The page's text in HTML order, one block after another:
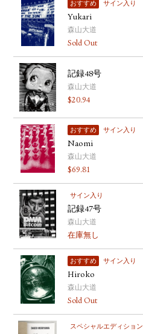
おすすめ サイン入り
Yukari
森山大道
Sold Out
記録48号
森山大道
$20.94
おすすめ サイン入り
Naomi
森山大道
$69.81
サイン入り
記録47号
森山大道
在庫無し
おすすめ サイン入り
Hiroko
森山大道
Sold Out
スペシャルエディション